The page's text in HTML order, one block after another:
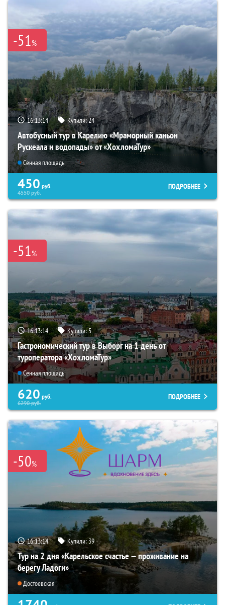
-51%
16:13:12 Купили:24
Автобусный тур в Карелию «Мраморный каньон
Рускеала и водопады» от «ХохломаТур»
Сенная площадь
450 руб.
4550руб.
ПОДРОБНЕЕ
-51%
16:13:12 Купили:5
Гастрономический тур в Выборг на 1 день от
туроператора «ХохломаТур»
Сенная площадь
620 руб.
6290руб.
ПОДРОБНЕЕ
-50%
16:13:12 Купили:39
Тур на 2 дня «Карельское счастье — проживание на
берегу Ладоги»
Достоевская